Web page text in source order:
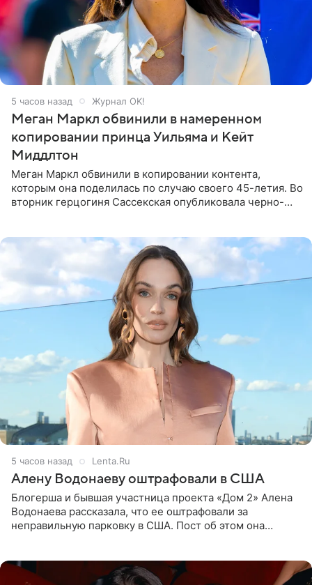
5 часов назад Журнал OK!
Меган Маркл обвинили в намеренном
копировании принца Уильяма и Кейт
Миддлтон
Меган Маркл обвинили в копировании контента,
которым она поделилась по случаю своего 45-летия. Во
вторник герцогиня Сассекская опубликовала черно-
5 часов назад Lenta.Ru
Алену Водонаеву оштрафовали в США
Блогерша и бывшая участница проекта «Дом 2» Алена
Водонаева рассказала, что ее оштрафовали за
неправильную парковку в США. Пост об этом она